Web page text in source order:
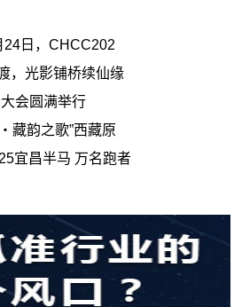
24日，CHCC202
，光影铺桥续仙缘
会圆满举行
藏韵之歌”西藏原
宜昌半马 万名跑者